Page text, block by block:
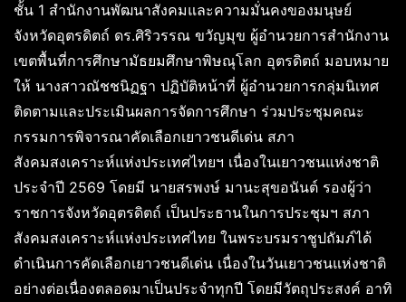
ชั้น 1 สำนักงานพัฒนาสังคมและความมั่นคงของมนุษย์
จังหวัดอุตรดิตถ์ ดร.ศิริวรรณ ขวัญมุข ผู้อำนวยการสำนักงาน
เขตพื้นที่การศึกษามัธยมศึกษาพิษณุโลก อุตรดิตถ์ มอบหมาย
ให้ นางสาวณัชชนิฏฐา ปฏิบัติหน้าที่ ผู้อำนวยการกลุ่มนิเทศ
ติดตามและประเมินผลการจัดการศึกษา ร่วมประชุมคณะ
กรรมการพิจารณาคัดเลือกเยาวชนดีเด่น สภา
สังคมสงเคราะห์แห่งประเทศไทยฯ เนื่องในเยาวชนแห่งชาติ
ประจำปี 2569 โดยมี นายสรพงษ์ มานะสุขอนันต์ รองผู้ว่า
ราชการจังหวัดอุตรดิตถ์ เป็นประธานในการประชุมฯ สภา
สังคมสงเคราะห์แห่งประเทศไทย ในพระบรมราชูปถัมภ์ได้
ดำเนินการคัดเลือกเยาวชนดีเด่น เนื่องในวันเยาวชนแห่งชาติ
อย่างต่อเนื่องตลอดมาเป็นประจำทุกปี โดยมีวัตถุประสงค์ อาทิ